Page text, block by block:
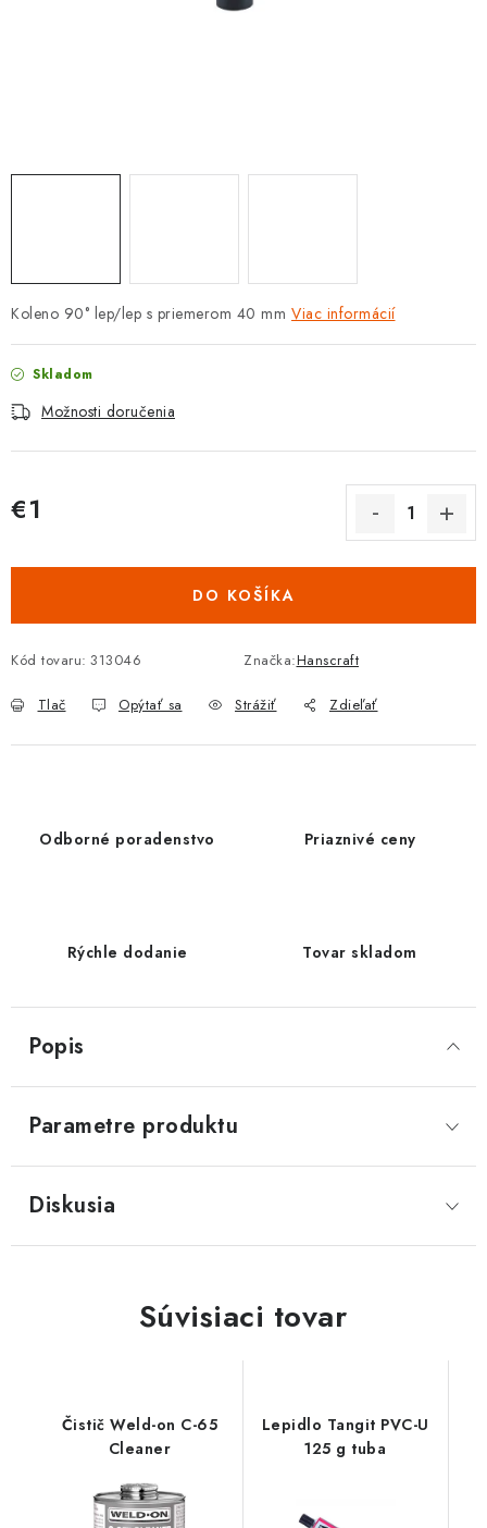
ZNAČKY
Spôsob dopravy a platby
Koleno 90° lep/lep s priemerom 40 mm Viac informácií
Skladom
Možnosti doručenia
€1
DO KOŠÍKA
Kód tovaru: 313046 Značka:Hanscraft
Tlač Opýtať sa Strážiť Zdieľať
Odborné poradenstvo Priaznivé ceny
Rýchle dodanie Tovar skladom
Popis
Parametre produktu
Diskusia
Súvisiaci tovar
Čistič Weld-on C-65
Cleaner
Lepidlo Tangit PVC-U
125 g tuba